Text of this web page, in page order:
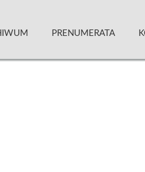
PRENUMERATA